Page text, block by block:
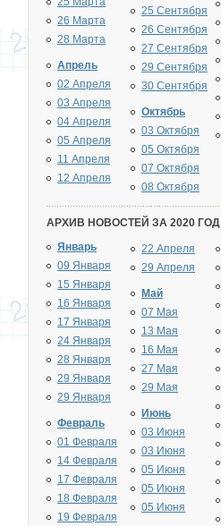
26 Марта
28 Марта
Апрель
02 Апреля
03 Апреля
04 Апреля
05 Апреля
11 Апреля
12 Апреля
25 Сентября
26 Сентября
27 Сентября
29 Сентября
30 Сентября
Октябрь
03 Октября
05 Октября
07 Октября
08 Октября
АРХИВ НОВОСТЕЙ ЗА 2020 ГОД
Январь
09 Января
15 Января
16 Января
17 Января
24 Января
28 Января
29 Января
29 Января
Февраль
01 Февраля
14 Февраля
17 Февраля
18 Февраля
19 Февраля
22 Апреля
29 Апреля
Май
07 Мая
13 Мая
16 Мая
27 Мая
29 Мая
Июнь
03 Июня
03 Июня
05 Июня
05 Июня
05 Июня